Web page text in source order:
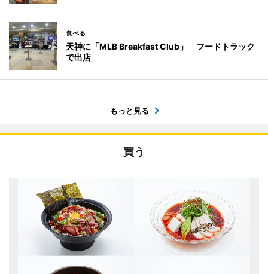
食べる
天神に「MLB Breakfast Club」 フードトラック
で出店
もっと見る
買う